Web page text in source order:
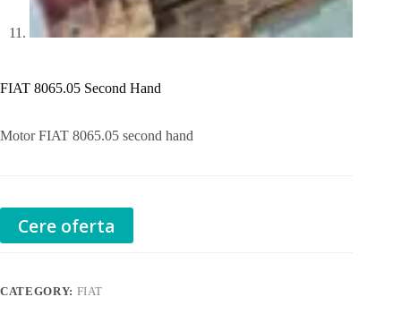
FIAT 8065.05 Second Hand
Motor FIAT 8065.05 second hand
Cere oferta
CATEGORY: FIAT